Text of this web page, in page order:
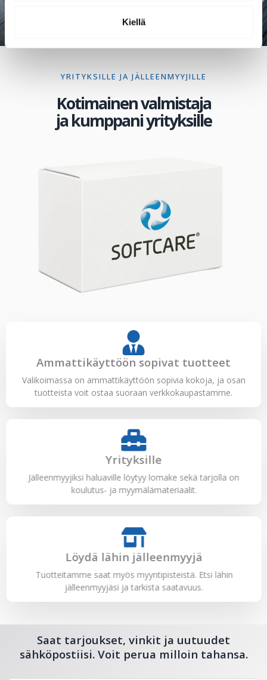
Kiellä
YRITYKSILLE JA JÄLLEENMYYJILLE
Kotimainen valmistaja
ja kumppani yrityksille
Ammattikäyttöön sopivat tuotteet
Valikoimassa on ammattikäyttöön sopivia kokoja, ja osan
tuotteista voit ostaa suoraan verkkokaupastamme.
Yrityksille
Jälleenmyyjiksi haluaville löytyy lomake sekä tarjolla on
koulutus- ja myymälämateriaalit.
Löydä lähin jälleenmyyjä
Tuotteitamme saat myös myyntipisteistä. Etsi lähin
jälleenmyyjäsi ja tarkista saatavuus.
Saat tarjoukset, vinkit ja uutuudet
sähköpostiisi. Voit perua milloin tahansa.